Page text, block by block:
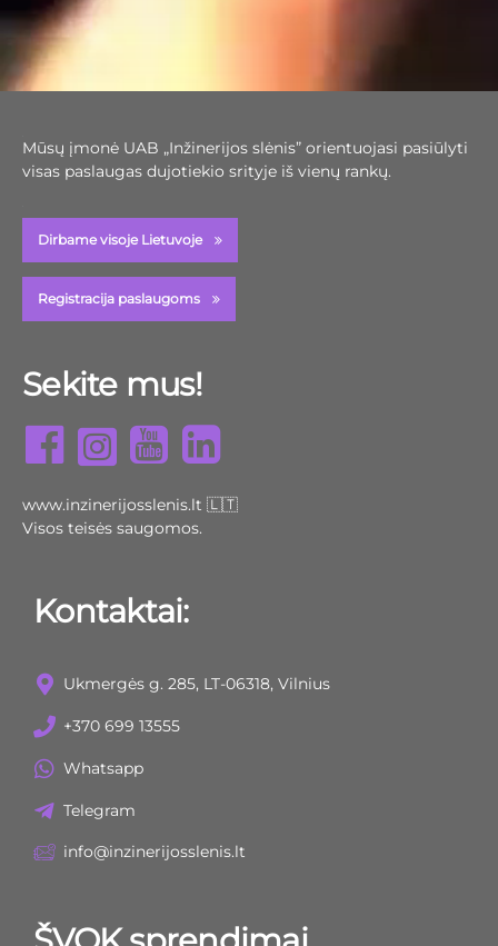
Mūsų įmonė UAB „Inžinerijos slėnis” orientuojasi pasiūlyti
visas paslaugas dujotiekio srityje iš vienų rankų.
Dirbame visoje Lietuvoje
Registracija paslaugoms
Sekite mus!
www.inzinerijosslenis.lt 🇱🇹
Visos teisės saugomos.
Kontaktai:
Ukmergės g. 285, LT-06318, Vilnius
+370 699 13555
Whatsapp
Telegram
info@inzinerijosslenis.lt